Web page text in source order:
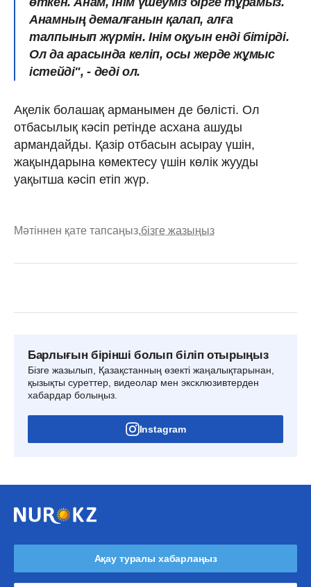
Анамның демалғанын қалап, алға
талпынып жүрмін. Інім оқуын енді бітірді.
Ол да арасында келіп, осы жерде жұмыс
істейді", - деді ол.
Ақелік болашақ арманымен де бөлісті. Ол
отбасылық кәсіп ретінде асхана ашуды
армандайды. Қазір отбасын асырау үшін,
жақындарына көмектесу үшін көлік жууды
уақытша кәсіп етіп жүр.
Мәтіннен қате тапсаңыз,бізге жазыңыз
Барлығын бірінші болып біліп отырыңыз
Бізге жазылып, Қазақстанның өзекті жаңалықтарынан,
қызықты суреттер, видеолар мен эксклюзивтерден
хабардар болыңыз.
Instagram
Ақау туралы хабарлаңыз